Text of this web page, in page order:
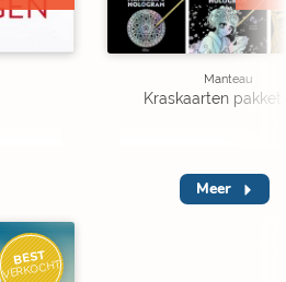
Manteau
Kraskaarten pakket
Meer
BEST
VERKOCHT